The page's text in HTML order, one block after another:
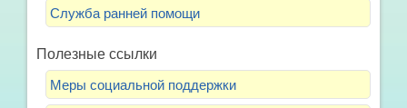
Служба ранней помощи
Полезные ссылки
Меры социальной поддержки